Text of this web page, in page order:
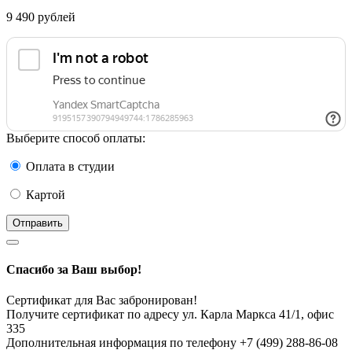
9 490 рублей
Выберите способ оплаты:
Оплата в студии
Картой
Отправить
Спасибо за Ваш выбор!
Сертификат для Вас забронирован!
Получите сертификат по адресу ул. Карла Маркса 41/1, офис
335
Дополнительная информация по телефону +7 (499) 288-86-08